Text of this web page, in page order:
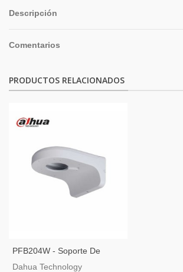
Descripción
Comentarios
PRODUCTOS RELACIONADOS
PFB204W - Soporte De
Pared Para Cámaras Dome
Dahua Technology